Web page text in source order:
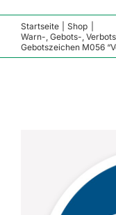
Startseite
Shop
Warn-, Gebots-,
Gebotszeichen M056